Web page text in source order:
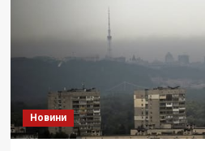
Новини